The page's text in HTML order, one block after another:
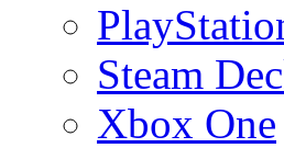
Steam
Xbox One